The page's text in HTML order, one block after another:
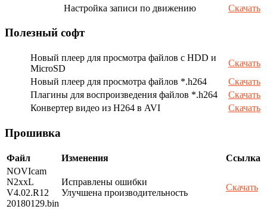
Настройка записи по движению Скачать
Полезный софт
Новый плеер для просмотра файлов с HDD и
MicroSD
Скачать
Новый плеер для просмотра файлов *.h264
Скачать
Плагины для воспроизведения файлов *.h264
Скачать
Конвертер видео из H264 в AVI
Скачать
Прошивка
Файл Изменения
Ссылка
NOVIcam
N2xxL
V4.02.R12
20180129.bin
Исправлены ошибки
Улучшена производительность
Скачать